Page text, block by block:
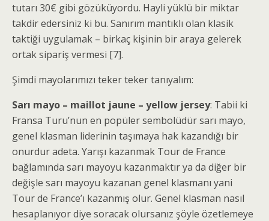
tutarı 30€ gibi gözüküyordu. Hayli yüklü bir miktar
takdir edersiniz ki bu. Sanırım mantıklı olan klasik
taktiği uygulamak – birkaç kişinin bir araya gelerek
ortak sipariş vermesi [7].
Şimdi mayolarımızı teker teker tanıyalım:
Sarı mayo – maillot jaune – yellow jersey: Tabii ki
Fransa Turu’nun en popüler sembolüdür sarı mayo,
genel klasman liderinin taşımaya hak kazandığı bir
onurdur adeta. Yarışı kazanmak Tour de France
bağlamında sarı mayoyu kazanmaktır ya da diğer bir
değişle sarı mayoyu kazanan genel klasmanı yani
Tour de France’ı kazanmış olur. Genel klasman nasıl
hesaplanıyor diye soracak olursanız şöyle özetlemeye